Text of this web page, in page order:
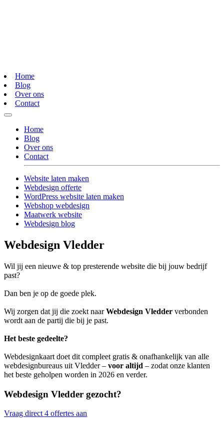
Home
Blog
Over ons
Contact
Home
Blog
Over ons
Contact
Website laten maken
Webdesign offerte
WordPress website laten maken
Webshop webdesign
Maatwerk website
Webdesign blog
Webdesign Vledder
Wil jij een nieuwe & top presterende website die bij jouw bedrijf
past?
Dan ben je op de goede plek.
Wij zorgen dat jij die zoekt naarWebdesign Vledder verbonden
wordt aan de partij die bij je past.
Het beste gedeelte?
Webdesignkaart doet dit compleet gratis & onafhankelijk van alle
webdesignbureaus uit Vledder – voor altijd – zodat onze klanten
het beste geholpen worden in 2026 en verder.
Webdesign Vledder gezocht?
Vraag direct 4 offertes aan